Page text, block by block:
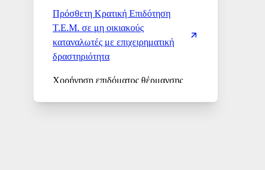
Πρόσθετη Κρατική Επιδότηση
Τ.Ε.Μ. σε μη οικιακούς
καταναλωτές με επιχειρηματική
δραστηριότητα
Χορήγηση επιδόματος θέρμανσης
Μάθετε περισσότερα